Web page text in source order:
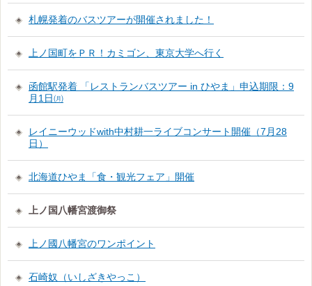
札幌発着のバスツアーが開催されました！
上ノ国町をＰＲ！カミゴン、東京大学へ行く
函館駅発着 「レストランバスツアー in ひやま」申込期限：9
月1日㈪
レイニーウッドwith中村耕一ライブコンサート開催（7月28
日）
北海道ひやま「食・観光フェア」開催
上ノ国八幡宮渡御祭
上ノ國八幡宮のワンポイント
石崎奴（いしざきやっこ）